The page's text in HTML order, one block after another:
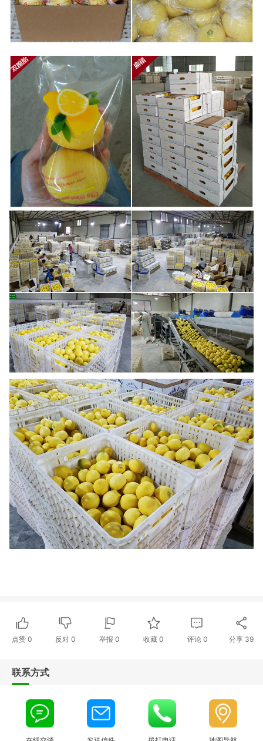
点赞 0 反对0 举报 0 收藏 0 评论 0 分享 39
联系方式